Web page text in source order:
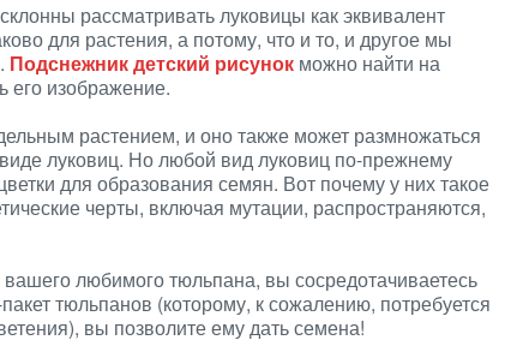
рассматривать луковицы как эквивалент
для растения, а потому, что и то, и другое мы
Подснежник детский рисунок можно найти на
его изображение.
растением, и оно также может размножаться
луковиц. Но любой вид луковиц по-прежнему
для образования семян. Вот почему у них такое
черты, включая мутации, распространяются,
любимого тюльпана, вы сосредотачиваетесь
тюльпанов (которому, к сожалению, потребуется
вы позволите ему дать семена!